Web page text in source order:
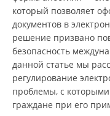
который позволяет
документов в
решение призвано
безопасность
данной статье мы
регулирование
проблемы, с которыми
граждане при его